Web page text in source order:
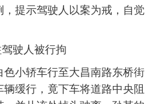
热评 社区
，提示驾驶人以案为戒，自觉
驶人被行拘
小轿车行至大昌南路东桥街
缓行，竟下车将道路中央阻